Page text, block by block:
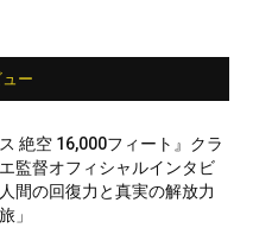
ー
絶空 16,000フィート』クラ
監督オフィシャルインタビ
間の回復力と真実の解放力
」